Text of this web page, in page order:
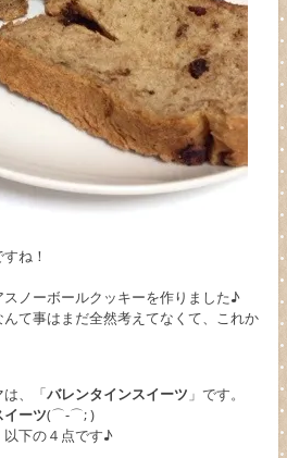
ね！
ノーボールクッキーを作りました♪
て事はまだ全然考えてなくて、これか
は、「バレンタインスイーツ 」です。
イーツ(⌒-⌒; )
以下の４点です♪